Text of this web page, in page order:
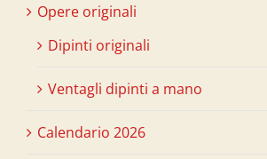
Opere originali
Dipinti originali
Ventagli dipinti a mano
Calendario 2026